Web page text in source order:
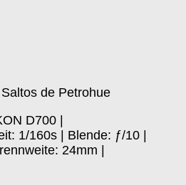
de Petrohue
D700 |
1/160s | Blende: ƒ/10 |
24mm |